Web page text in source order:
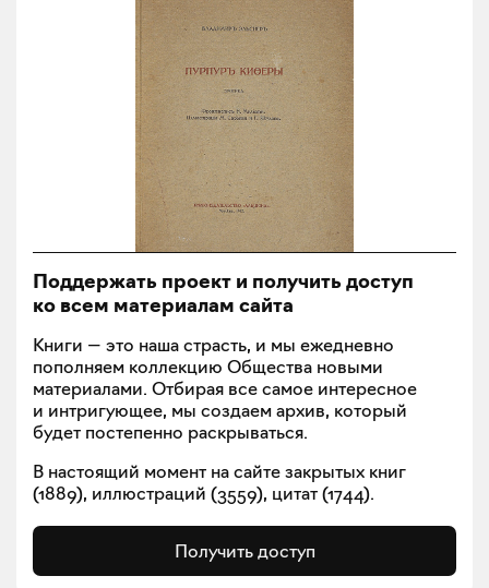
Поддержать проект и получить доступ
ко всем материалам сайта
Книги — это наша страсть, и мы ежедневно
пополняем коллекцию Общества новыми
материалами. Отбирая все самое интересное
и интригующее, мы создаем архив, который
будет постепенно раскрываться.
В настоящий момент на сайте закрытых книг
(1889), иллюстраций (3559), цитат (1744).
Получить доступ